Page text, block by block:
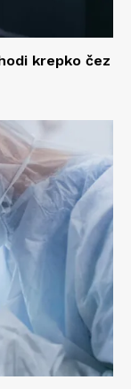
krepko čez